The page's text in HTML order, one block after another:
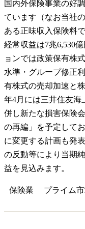
国内外保険事業の好
ています（なお当社
ある正味収入保険料
経常収益は7兆6,530
ョンでは政策保有株
水準・グループ修正
有株式の売却加速と
年4月には三井住友海
併し新たな損害保険
の再編」を予定して
に変更する計画も発
の反動等により当期
益を見込みます。
保険業 プライム